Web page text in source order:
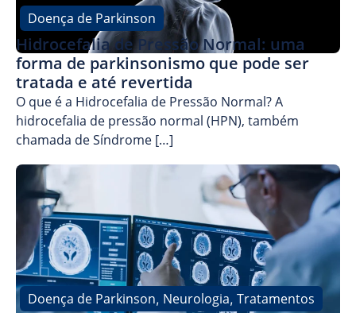
Doença de Parkinson
Hidrocefalia de Pressão Normal: uma
forma de parkinsonismo que pode ser
tratada e até revertida
O que é a Hidrocefalia de Pressão Normal? A
hidrocefalia de pressão normal (HPN), também
chamada de Síndrome […]
Doença de Parkinson, Neurologia, Tratamentos